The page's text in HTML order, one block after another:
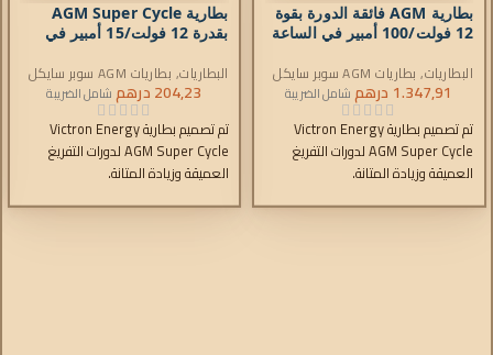
بطارية AGM فائقة الدورة بقوة
12 فولت/100 أمبير في الساعة
البطاريات, بطاريات AGM سوبر سايكل
1.347,91 درهم شامل الضريبة
تم تصميم بطارية Victron Energy
AGM Super Cycle لدورات التفريغ
العميقة وزيادة المتانة.
بطارية AGM Super Cycle
بقدرة 12 فولت/15 أمبير في
البطاريات, بطاريات AGM سوبر سايكل
204,23درهم شامل الضريبة
تم تصميم بطارية Victron Energy
AGM Super Cycle لدورات التفريغ
العميقة وزيادة المتانة.